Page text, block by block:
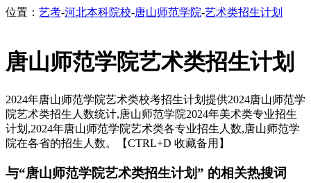
位置： 艺考-河北本科院校-唐山师范学院-艺术类招生计划
唐山师范学院艺术类招生计划
2024年唐山师范学院艺术类校考招生计划提供2024唐山师范学
院艺术类招生人数统计,唐山师范学院2024年美术类专业招生
计划,2024年唐山师范学院艺术类各专业招生人数,唐山师范学
院在各省的招生人数。【CTRL+D 收藏备用】
与“唐山师范学院艺术类招生计划” 的相关热搜词